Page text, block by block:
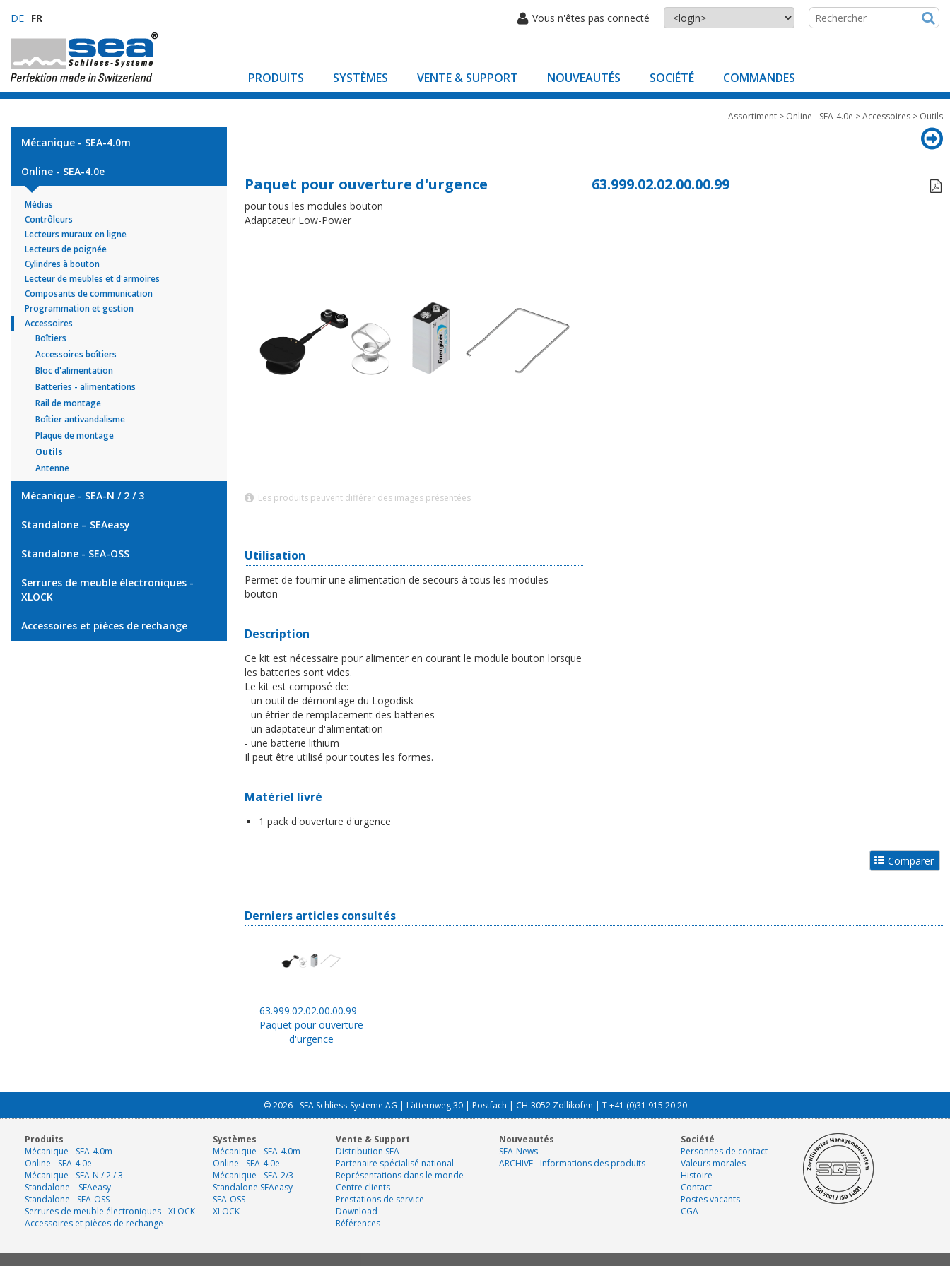
DE FR Vous n'êtes pas connecté
PRODUITS SYSTÈMES VENTE & SUPPORT NOUVEAUTÉS SOCIÉTÉ COMMANDES
Mécanique - SEA-4.0m
Online - SEA-4.0e
Médias
Contrôleurs
Lecteurs muraux en ligne
Lecteurs de poignée
Cylindres à bouton
Lecteur de meubles et d'armoires
Composants de communication
Programmation et gestion
Accessoires
Boîtiers
Accessoires boîtiers
Bloc d'alimentation
Batteries - alimentations
Rail de montage
Boîtier antivandalisme
Plaque de montage
Outils
Antenne
Mécanique - SEA-N / 2 / 3
Standalone – SEAeasy
Standalone - SEA-OSS
Serrures de meuble électroniques -
XLOCK
Accessoires et pièces de rechange
Assortiment > Online - SEA-4.0e >Accessoires > Outils
Paquet pour ouverture d'urgence 63.999.02.02.00.00.99

pour tous les modules bouton
Adaptateur Low-Power
Les produits peuvent différer des images présentées
Utilisation
Permet de fournir une alimentation de secours à tous les modules
bouton
Description
Ce kit est nécessaire pour alimenter en courant le module bouton lorsque
les batteries sont vides.
Le kit est composé de:
- un outil de démontage du Logodisk
- un étrier de remplacement des batteries
- un adaptateur d'alimentation
- une batterie lithium
Il peut être utilisé pour toutes les formes.
Matériel livré
1 pack d'ouverture d'urgence
Derniers articles consultés
63.999.02.02.00.00.99 -
Paquet pour ouverture
d'urgence
© 2026 - SEA Schliess-Systeme AG | Lätternweg 30 | Postfach | CH-3052 Zollikofen | T +41 (0)31 915 20 20
Produits
Mécanique - SEA-4.0m
Online - SEA-4.0e
Mécanique - SEA-N / 2 / 3
Standalone – SEAeasy
Standalone - SEA-OSS
Serrures de meuble électroniques - XLOCK
Accessoires et pièces de rechange
Systèmes
Mécanique - SEA-4.0m
Online - SEA-4.0e
Mécanique - SEA-2/3
Standalone SEAeasy
SEA-OSS
XLOCK
Vente & Support
Distribution SEA
Partenaire spécialisé national
Représentations dans le monde
Centre clients
Prestations de service
Download
Références
Nouveautés
SEA-News
ARCHIVE - Informations des produits
Société
Personnes de contact
Valeurs morales
Histoire
Contact
Postes vacants
CGA